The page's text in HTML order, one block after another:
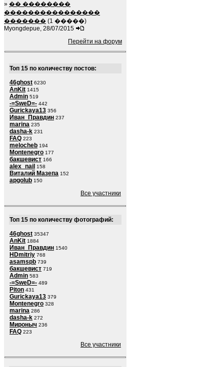
» �� ��������
����������������
������� (1 �����)
Myongdepue, 28/07/2015
Перейти на форум
Топ 15 по количеству постов:
46ghost 6230
AnKit 1415
Admin 519
-=SweD=- 442
Gurickaya13 356
Иван_Правдин 237
marina 235
dasha-k 231
FAQ 223
melocheb 194
Montenegro 177
бакшевист 166
alex_nail 158
Виталий Мазепа 152
apgolub 150
Все участники
Топ 15 по количеству фотографий:
46ghost 35347
AnKit 1884
Иван_Правдин 1540
HDmitriy 768
asamspb 739
бакшевист 719
Admin 583
-=SweD=- 489
Piton 431
Gurickaya13 379
Montenegro 328
marina 286
dasha-k 272
Мироныч 236
FAQ 223
Все участники